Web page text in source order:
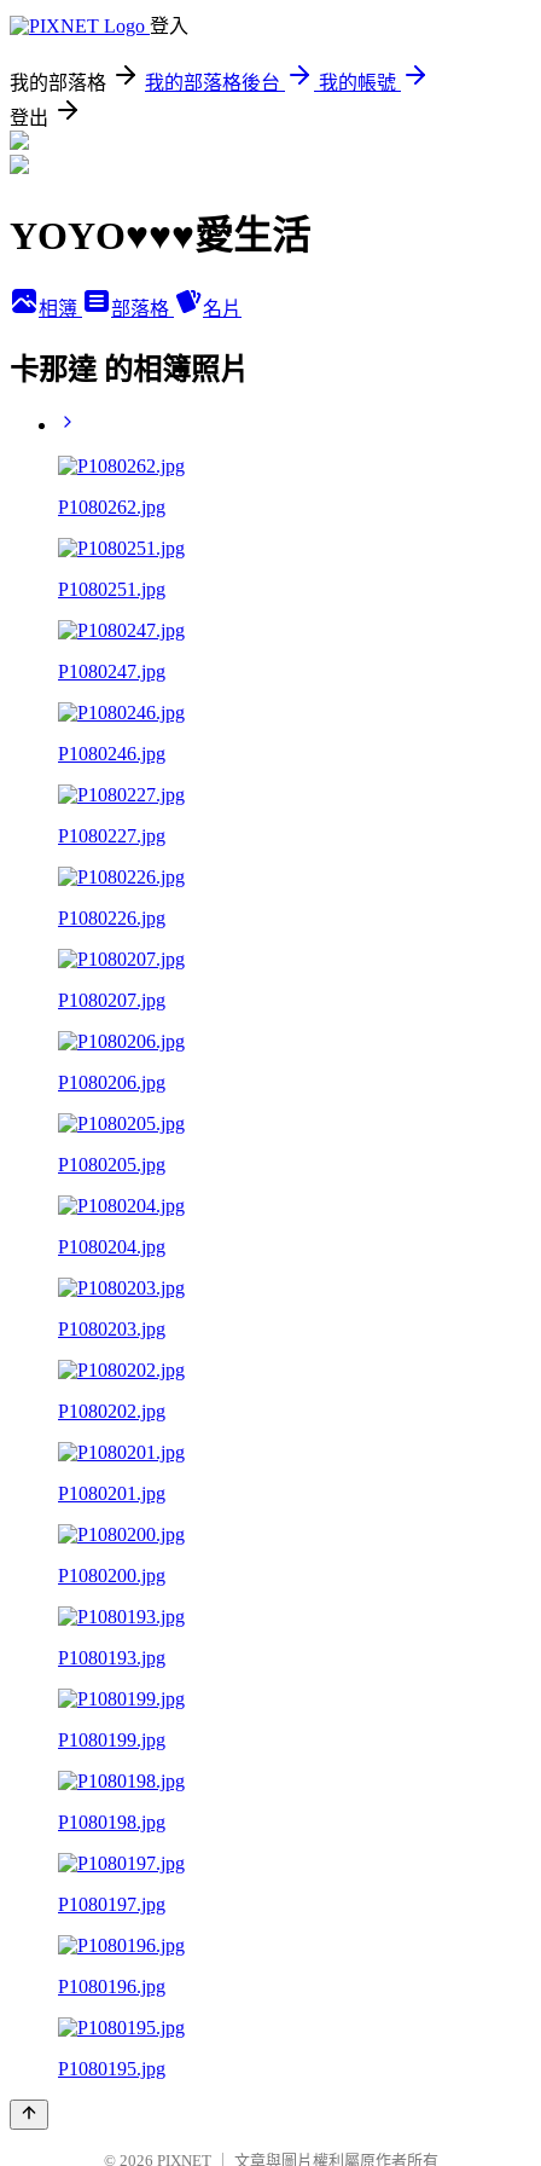
登入
我的部落格 我的部落格後台
我的帳號
登出
YOYO♥♥♥愛生活
相簿 部落格 名片
卡那達 的相簿照片
P1080262.jpg
P1080251.jpg
P1080247.jpg
P1080246.jpg
P1080227.jpg
P1080226.jpg
P1080207.jpg
P1080206.jpg
P1080205.jpg
P1080204.jpg
P1080203.jpg
P1080202.jpg
P1080201.jpg
P1080200.jpg
P1080193.jpg
P1080199.jpg
P1080198.jpg
P1080197.jpg
P1080196.jpg
P1080195.jpg
© 2026 PIXNET 文章與圖片權利屬原作者所有